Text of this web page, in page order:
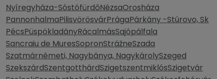
Nyíregyháza-SóstófürdőNézsaOrosháza
PannonhalmaPilisvörösvárPrágaPárkány -Stúrovo, Sk
PécsPüspökladányRácalmásSajópálfala
Sancraiu de MuresSopronStrážneSzada
Szatmárnémeti, Nagybánya, NagykárolySzeged
SzekszárdSzentgotthárdSzigetszentmiklósSzigetvár